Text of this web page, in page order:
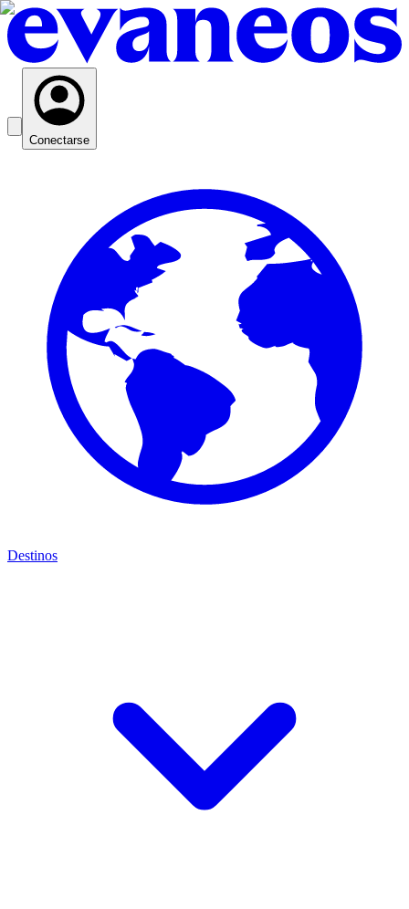
Conectarse
Destinos